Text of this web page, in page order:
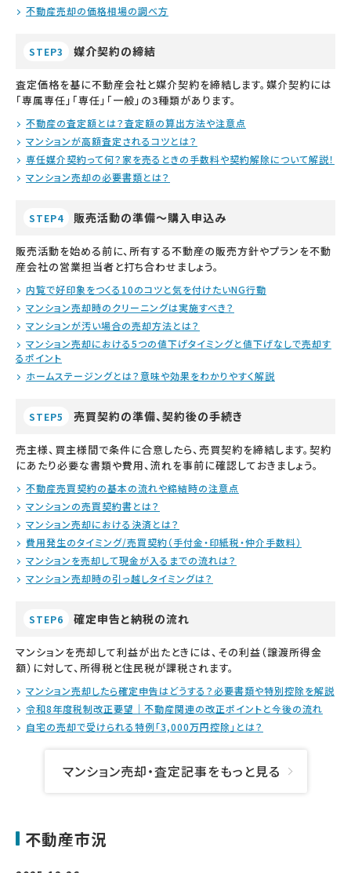
不動産売却の価格相場の調べ方
STEP3 媒介契約の締結
査定価格を基に不動産会社と媒介契約を締結します。媒介契約には
「専属専任」「専任」「一般」の3種類があります。
不動産の査定額とは？査定額の算出方法や注意点
マンションが高額査定されるコツとは？
専任媒介契約って何？家を売るときの手数料や契約解除について解説！
マンション売却の必要書類とは？
STEP4 販売活動の準備～購入申込み
販売活動を始める前に、所有する不動産の販売方針やプランを不動
産会社の営業担当者と打ち合わせましょう。
内覧で好印象をつくる10のコツと気を付けたいNG行動
マンション売却時のクリーニングは実施すべき？
マンションが汚い場合の売却方法とは？
マンション売却における5つの値下げタイミングと値下げなしで売却す
るポイント
ホームステージングとは？意味や効果をわかりやすく解説
STEP5 売買契約の準備、契約後の手続き
売主様、買主様間で条件に合意したら、売買契約を締結します。契約
にあたり必要な書類や費用、流れを事前に確認しておきましょう。
不動産売買契約の基本の流れや締結時の注意点
マンションの売買契約書とは？
マンション売却における決済とは？
費用発生のタイミング/売買契約（手付金・印紙税・仲介手数料）
マンションを売却して現金が入るまでの流れは？
マンション売却時の引っ越しタイミングは？
STEP6 確定申告と納税の流れ
マンションを売却して利益が出たときには、その利益（譲渡所得金
額）に対して、所得税と住民税が課税されます。
マンション売却したら確定申告はどうする？必要書類や特別控除を解説
令和8年度税制改正要望｜不動産関連の改正ポイントと今後の流れ
自宅の売却で受けられる特例「3,000万円控除」とは？
マンション売却・査定記事をもっと見る
不動産市況